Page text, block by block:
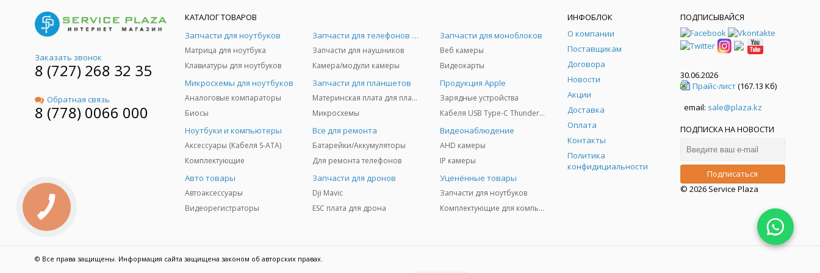
Заказать звонок
8 (727) 268 32 35
Обратная связь
8 (778) 0066 000
КАТАЛОГ ТОВАРОВ
Запчасти для ноутбуков
Матрица для ноутбука
Клавиатуры для ноутбуков
Запчасти для телефонов и Airpods
Запчасти для наушников
Камера/модули камеры
Запчасти для моноблоков
Веб камеры
Видеокарты
Микросхемы для ноутбуков
Аналоговые компараторы
Биосы
Запчасти для планшетов
Материнская плата для планшетов
Микросхемы
Продукция Apple
Зарядные устройства
Кабеля USB Type-C Thunderbolt 3/4/5
Ноутбуки и компьютеры
Аксессуары (Кабеля S-ATA)
Комплектующие
Все для ремонта
Батарейки/Аккумуляторы
Для ремонта телефонов
Видеонаблюдение
AHD камеры
IP камеры
Авто товары
Автоаксессуары
Видеорегистраторы
Запчасти для дронов
Dji Mavic
ESC плата для дрона
Уценённые товары
Запчасти для ноутбуков
Комплектующие для компьютеров
ИНФОБЛОК
О компании
Поставщикам
Договора
Новости
Акции
Доставка
Оплата
Контакты
Политика
конфидициальности
ПОДПИСЫВАЙСЯ
30.06.2026
Прайс-лист(167.13 Кб)
email: sale@plaza.kz
ПОДПИСКА НА НОВОСТИ
© 2026 Service Plaza
© Все права защищены. Информация сайта защищена законом об авторских правах.